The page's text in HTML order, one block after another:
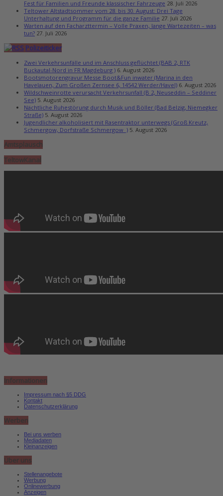
Fest für Familien und Freunde klassischer Fahrzeuge 28. Juli 2026
Teltower Altstadtsommer vom 28. bis 30. August: Drei Tage
Unterhaltung und Programm für die ganze Familie 27. Juli 2026
Warten auf den Facharzttermin – Volle Praxen, lange Wartezeiten – was
tun? 27. Juli 2026
Polizeiticker
Zwei Verkehrsunfälle und im Anschluss geflüchtet (BAB 2, RTK
Buckautal-Nord in FR Magdeburg ) 6. August 2026
Bootsmotorengravur Messe Boot&Fun inwater (Marina in den
Havelauen, Zum Großen Zernsee 6, 14542 Werder/Havel) 6. August 2026
Wildschweinrotte verursacht Verkehrsunfall (B 2, Neuseddin – Seddiner
See) 5. August 2026
Nächtliche Ruhestörung durch Musik und Böller (Bad Belzig, Niemegker
Straße) 5. August 2026
Jugendlicher alkoholisiert mit Rasentraktor unterwegs (Groß Kreutz,
Schmergow, Dorfstraße Schmergow ) 5. August 2026
Amtsplausch
TeltowKanal
Informationen
Impressum nach §5 DDG
Kontakt
Datenschutzerklärung
Werben
Bei uns werben
Mediadaten
Kleinanzeigen
Über uns
Stellenangebote
Werbung
Onlinewerbung
Anzeigen